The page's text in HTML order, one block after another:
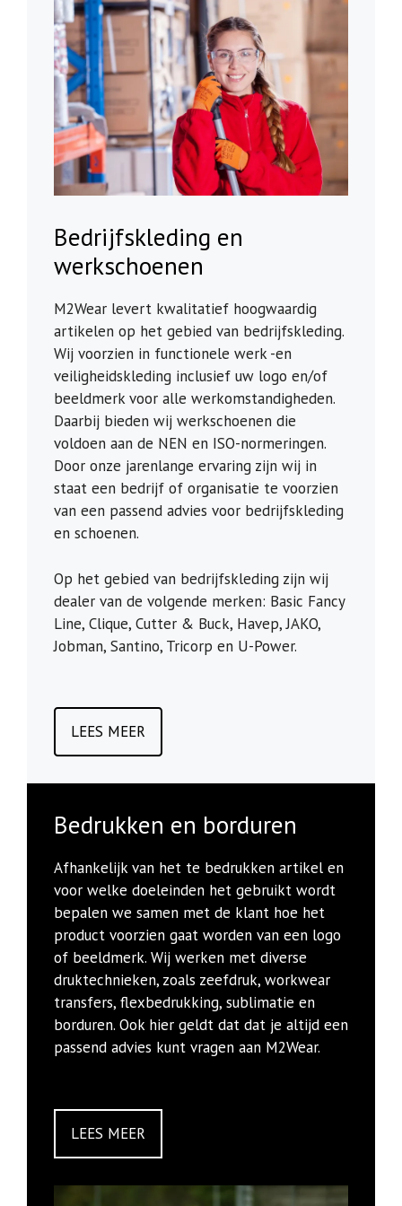
Bedrijfskleding en
werkschoenen
M2Wear levert kwalitatief hoogwaardig
artikelen op het gebied van bedrijfskleding.
Wij voorzien in functionele werk -en
veiligheidskleding inclusief uw logo en/of
beeldmerk voor alle werkomstandigheden.
Daarbij bieden wij werkschoenen die
voldoen aan de NEN en ISO-normeringen.
Door onze jarenlange ervaring zijn wij in
staat een bedrijf of organisatie te voorzien
van een passend advies voor bedrijfskleding
en schoenen.
Op het gebied van bedrijfskleding zijn wij
dealer van de volgende merken: Basic Fancy
Line, Clique, Cutter & Buck, Havep, JAKO,
Jobman, Santino, Tricorp en U-Power.
LEES MEER
Bedrukken en borduren
Afhankelijk van het te bedrukken artikel en
voor welke doeleinden het gebruikt wordt
bepalen we samen met de klant hoe het
product voorzien gaat worden van een logo
of beeldmerk. Wij werken met diverse
druktechnieken, zoals zeefdruk, workwear
transfers, flexbedrukking, sublimatie en
borduren. Ook hier geldt dat dat je altijd een
passend advies kunt vragen aan M2Wear.
LEES MEER